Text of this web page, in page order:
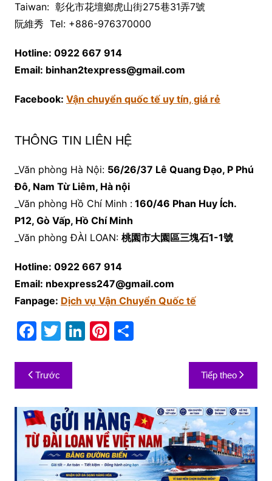
Taiwan: 彰化市花壇鄉虎山街275巷31弄7號
阮維秀 Tel: +886-976370000
Hotline: 0922 667 914
Email: binhan2texpress@gmail.com
Facebook: Vận chuyển quốc tế uy tín, giá rẻ
THÔNG TIN LIÊN HỆ
_Văn phòng Hà Nội: 56/26/37 Lê Quang Đạo, P Phú
Đô, Nam Từ Liêm, Hà nội
_Văn phòng Hồ Chí Minh :160/46 Phan Huy Ích.
P12, Gò Vấp, Hồ Chí Minh
_Văn phòng ĐÀI LOAN: 桃園市大園區三塊石1-1號
Hotline: 0922 667 914
Email: nbexpress247@gmail.com
Fanpage: Dịch vụ Vận Chuyển Quốc tế
F
c
e
b
o
o
k
T
itt
er
Li
dI
n
Pi
st
S
Điều
hướng
bài
viết
Trước Tiếp theo